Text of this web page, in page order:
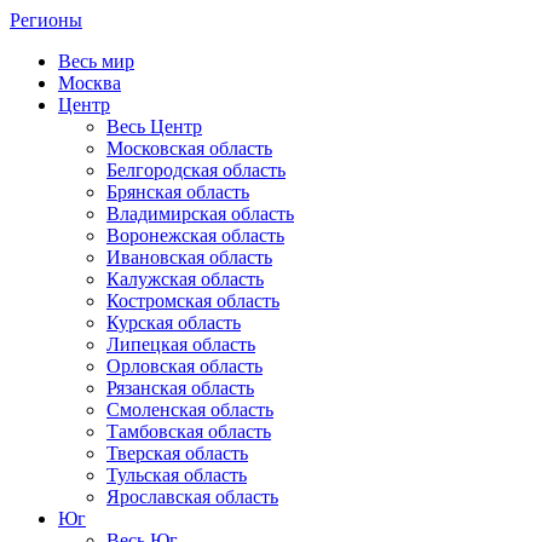
Регионы
Весь мир
Москва
Центр
Весь Центр
Московская область
Белгородская область
Брянская область
Владимирская область
Воронежская область
Ивановская область
Калужская область
Костромская область
Курская область
Липецкая область
Орловская область
Рязанская область
Смоленская область
Тамбовская область
Тверская область
Тульская область
Ярославская область
Юг